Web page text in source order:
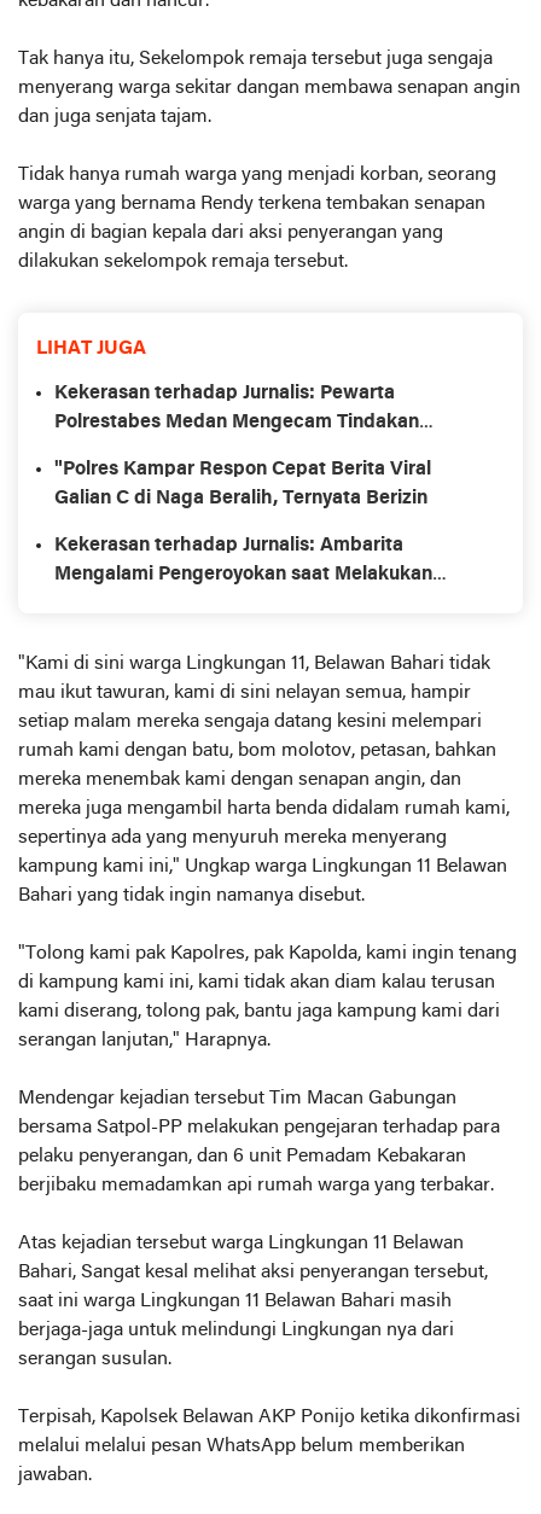
Tak hanya itu, Sekelompok remaja tersebut juga sengaja
menyerang warga sekitar dangan membawa senapan angin
dan juga senjata tajam.
Tidak hanya rumah warga yang menjadi korban, seorang
warga yang bernama Rendy terkena tembakan senapan
angin di bagian kepala dari aksi penyerangan yang
dilakukan sekelompok remaja tersebut.
LIHAT JUGA
Kekerasan terhadap Jurnalis: Pewarta
Polrestabes Medan Mengecam Tindakan
"Polres Kampar Respon Cepat Berita Viral
Galian C di Naga Beralih, Ternyata Berizin
Kekerasan terhadap Jurnalis: Ambarita
Mengalami Pengeroyokan saat Melakukan
"Kami di sini warga Lingkungan 11, Belawan Bahari tidak
mau ikut tawuran, kami di sini nelayan semua, hampir
setiap malam mereka sengaja datang kesini melempari
rumah kami dengan batu, bom molotov, petasan, bahkan
mereka menembak kami dengan senapan angin, dan
mereka juga mengambil harta benda didalam rumah kami,
sepertinya ada yang menyuruh mereka menyerang
kampung kami ini," Ungkap warga Lingkungan 11 Belawan
Bahari yang tidak ingin namanya disebut.
"Tolong kami pak Kapolres, pak Kapolda, kami ingin tenang
di kampung kami ini, kami tidak akan diam kalau terusan
kami diserang, tolong pak, bantu jaga kampung kami dari
serangan lanjutan," Harapnya.
Mendengar kejadian tersebut Tim Macan Gabungan
bersama Satpol-PP melakukan pengejaran terhadap para
pelaku penyerangan, dan 6 unit Pemadam Kebakaran
berjibaku memadamkan api rumah warga yang terbakar.
Atas kejadian tersebut warga Lingkungan 11 Belawan
Bahari, Sangat kesal melihat aksi penyerangan tersebut,
saat ini warga Lingkungan 11 Belawan Bahari masih
berjaga-jaga untuk melindungi Lingkungan nya dari
serangan susulan.
Terpisah, Kapolsek Belawan AKP Ponijo ketika dikonfirmasi
melalui melalui pesan WhatsApp belum memberikan
jawaban.